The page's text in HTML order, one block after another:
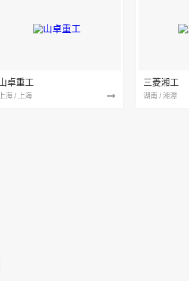
卓重工
海 / 上海
三菱湘工
湖南 / 湘潭